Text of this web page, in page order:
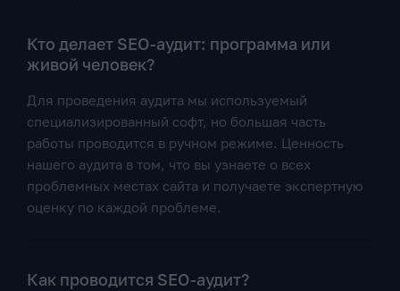
Кто делает SEO-аудит: программа или
живой человек?
Для проведения аудита мы используемый
специализированный софт, но большая часть
работы проводится в ручном режиме. Ценность
нашего аудита в том, что вы узнаете о всех
проблемных местах сайта и получаете экспертную
оценку по каждой проблеме.
Как проводится SEO-аудит?